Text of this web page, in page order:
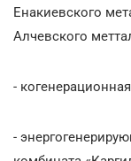
Енакиевского
Алчевского
-
-